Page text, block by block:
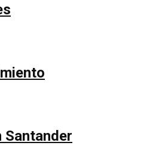
Santander